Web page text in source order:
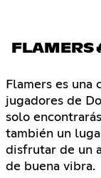
Flamers es una
jugadores de
solo
también un
disfrutar de un
de buena vibra.